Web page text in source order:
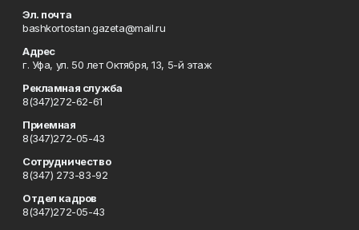
Эл. почта
bashkortostan.gazeta@mail.ru
Адрес
г. Уфа, ул. 50 лет Октября, 13, 5-й этаж
Рекламная служба
8(347)272-62-61
Приемная
8(347)272-05-43
Сотрудничество
8(347) 273-83-92
Отдел кадров
8(347)272-05-43